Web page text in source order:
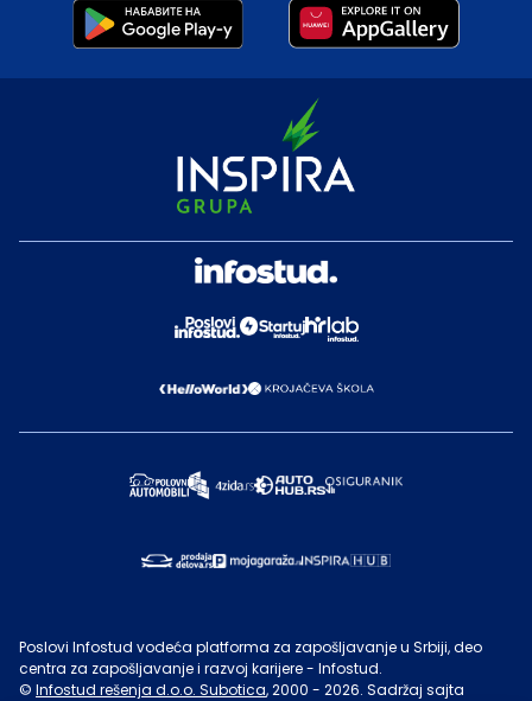
Poslovi Infostud vodeća platforma za zapošljavanje u Srbiji, deo
centra za zapošljavanje i razvoj karijere - Infostud.
© Infostud rešenja d.o.o. Subotica, 2000 - 2026. Sadržaj sajta